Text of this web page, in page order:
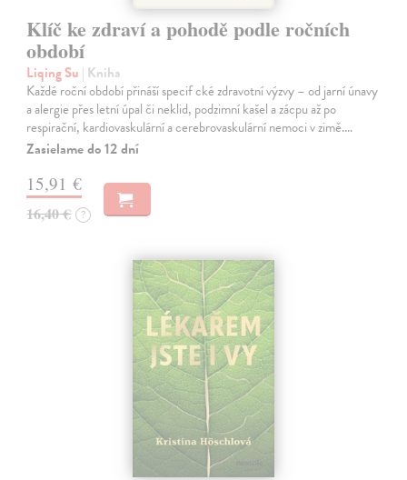
Klíč ke zdraví a pohodě podle ročních
období
Liqing Su | Kniha
Každé roční období přináší specif cké zdravotní výzvy – od jarní únavy
a alergie přes letní úpal či neklid, podzimní kašel a zácpu až po
respirační, kardiovaskulární a cerebrovaskulární nemoci v zimě.…
Zasielame do 12 dní
15,91 €
16,40 € ?